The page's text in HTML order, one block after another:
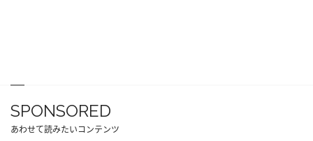
SPONSORED
あわせて読みたいコンテンツ